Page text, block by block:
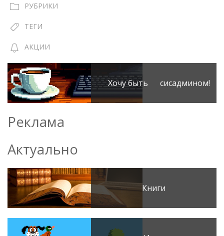
РУБРИКИ
ТЕГИ
АКЦИИ
Хочу быть сисадмином!
Реклама
Актуально
Книги